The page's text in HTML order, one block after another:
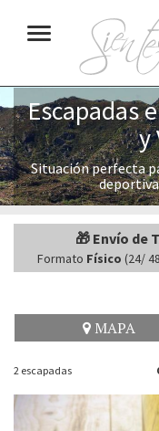
Toggle
navigation
Escapadas
y
Situación perfecta
🎁 Envío de
Formato Físico (24/
MAPA
2 escapadas